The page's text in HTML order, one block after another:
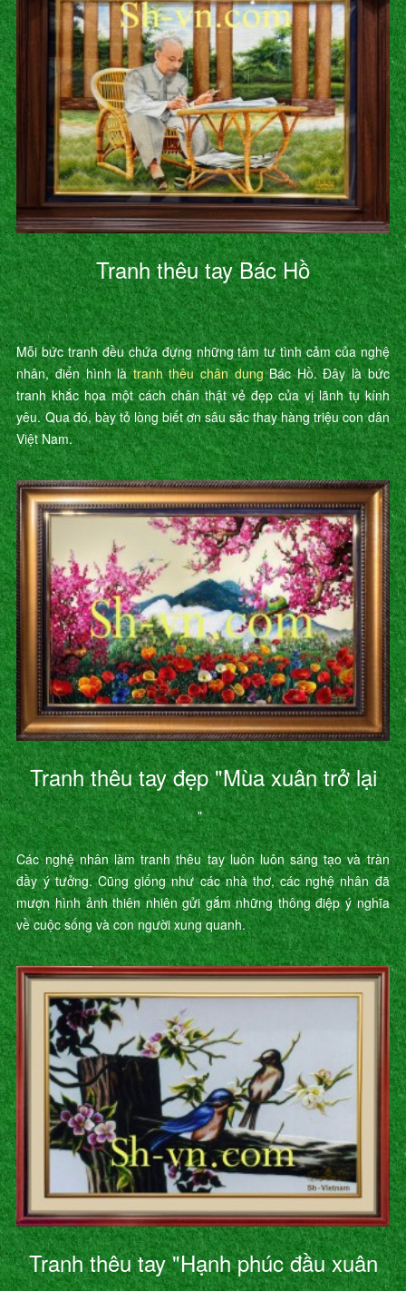
Tranh thêu tay Bác Hồ
Mỗi bức tranh đều chứa đựng những tâm tư tình cảm của nghệ
nhân, điển hình làtranh thêu chân dungBác Hồ. Đây là bức
tranh khắc họa một cách chân thật vẻ đẹp của vị lãnh tụ kính
yêu. Qua đó, bày tỏ lòng biết ơn sâu sắc thay hàng triệu con dân
Việt Nam.
Tranh thêu tay đẹp "Mùa xuân trở lại
"
Các nghệ nhân làm tranh thêu tay luôn luôn sáng tạo và tràn
đầy ý tưởng. Cũng giống như các nhà thơ, các nghệ nhân đã
mượn hình ảnh thiên nhiên gửi gắm những thông điệp ý nghĩa
về cuộc sống và con người xung quanh.
Tranh thêu tay "Hạnh phúc đầu xuân